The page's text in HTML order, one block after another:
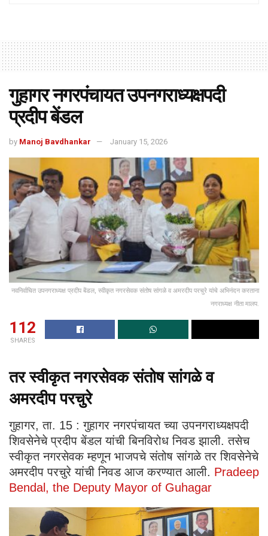
गुहागर नगरपंचायत उपनगराध्यक्षपदी
प्रदीप बेंडल
by Manoj Bavdhankar January 15, 2026
नवनिर्वाचित उपनगराध्यक्ष प्रदीप बेंडल, स्वीकृत नगरसेवक संतोष सांगळे व अमरदीप परचुरे यांचे अभिनंदन करताना
नगराध्यक्ष नीता मालप.
112
SHARES
तर स्वीकृत नगरसेवक संतोष सांगळे व
अमरदीप परचुरे
गुहागर, ता. 15 : गुहागर नगरपंचायत च्या उपनगराध्यक्षपदी
शिवसेनेचे प्रदीप बेंडल यांची बिनविरोध निवड झाली. तसेच
स्वीकृत नगरसेवक म्हणून भाजपचे संतोष सांगळे तर शिवसेनेचे
अमरदीप परचुरे यांची निवड आज करण्यात आली. Pradeep
Bendal, the Deputy Mayor of Guhagar